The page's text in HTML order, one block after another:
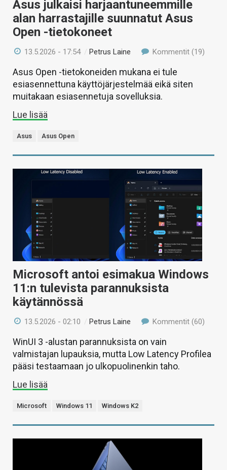
Asus julkaisi harjaantuneemmille
alan harrastajille suunnatut Asus
Open -tietokoneet
13.5.2026 - 17:54 / Petrus Laine Kommentit (19)
Asus Open -tietokoneiden mukana ei tule
esiasennettuna käyttöjärjestelmää eikä siten
muitakaan esiasennetuja sovelluksia.
Lue lisää
Asus Asus Open
Microsoft antoi esimakua Windows
11:n tulevista parannuksista
käytännössä
13.5.2026 - 02:10 /Petrus Laine Kommentit (60)
WinUI 3 -alustan parannuksista on vain
valmistajan lupauksia, mutta Low Latency Profilea
pääsi testaamaan jo ulkopuolinenkin taho.
Lue lisää
Microsoft Windows 11 Windows K2